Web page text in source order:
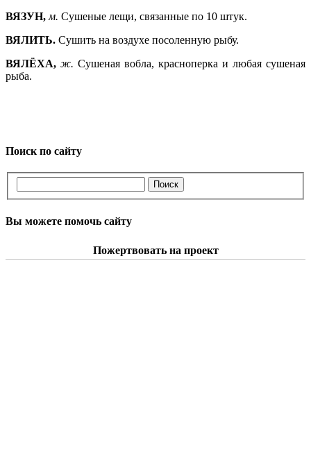
ВЯЗУН, м. Сушеные лещи, связанные по 10 штук.
ВЯЛИТЬ. Сушить на воздухе посоленную рыбу.
ВЯЛЁХА, ж. Сушеная вобла, красноперка и любая сушеная
рыба.
Поиск по сайту
Вы можете помочь сайту
Пожертвовать на проект